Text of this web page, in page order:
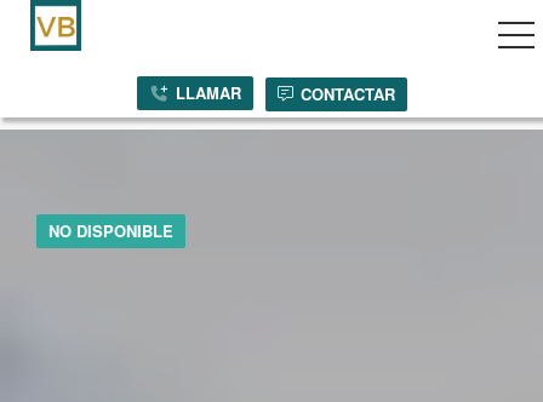
por palanca
LLAMAR CONTACTAR
NO DISPONIBLE